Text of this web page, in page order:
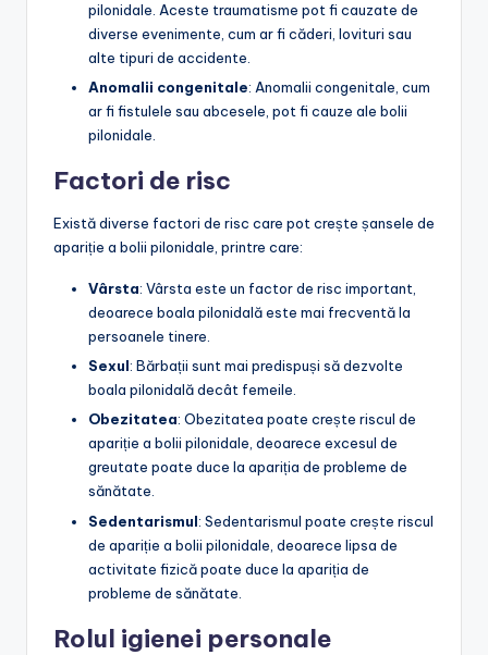
pilonidale. Aceste traumatisme pot fi cauzate de
diverse evenimente, cum ar fi căderi, lovituri sau
alte tipuri de accidente.
Anomalii congenitale: Anomalii congenitale, cum
ar fi fistulele sau abcesele, pot fi cauze ale bolii
pilonidale.
Factori de risc
Există diverse factori de risc care pot crește șansele de
apariție a bolii pilonidale, printre care:
Vârsta: Vârsta este un factor de risc important,
deoarece boala pilonidală este mai frecventă la
persoanele tinere.
Sexul: Bărbații sunt mai predispuși să dezvolte
boala pilonidală decât femeile.
Obezitatea: Obezitatea poate crește riscul de
apariție a bolii pilonidale, deoarece excesul de
greutate poate duce la apariția de probleme de
sănătate.
Sedentarismul: Sedentarismul poate crește riscul
de apariție a bolii pilonidale, deoarece lipsa de
activitate fizică poate duce la apariția de
probleme de sănătate.
Rolul igienei personale